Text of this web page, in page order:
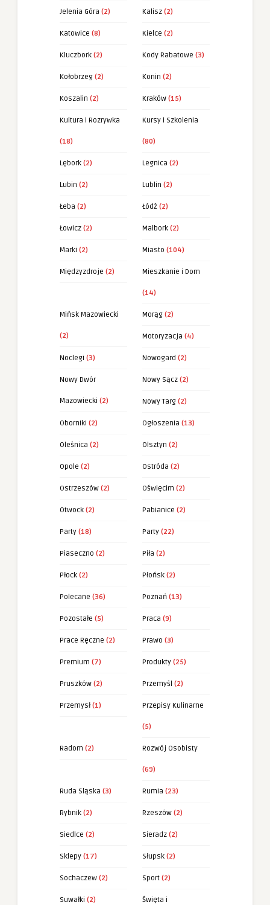
Jelenia Góra (2) Kalisz (2)
Katowice (8) Kielce (2)
Kluczbork (2) Kody Rabatowe (3)
Kołobrzeg (2) Konin (2)
Koszalin (2) Kraków (15)
Kultura i Rozrywka
(18)
Kursy i Szkolenia
(80)
Lębork (2) Legnica (2)
Lubin (2) Lublin (2)
Łeba (2) Łódź (2)
Łowicz (2) Malbork (2)
Marki (2) Miasto (104)
Międzyzdroje (2) Mieszkanie i Dom
(14)
Mińsk Mazowiecki
(2)
Morąg (2)
Motoryzacja (4)
Noclegi (3) Nowogard (2)
Nowy Dwór
Mazowiecki (2)
Nowy Sącz (2)
Nowy Targ (2)
Oborniki (2) Ogłoszenia (13)
Oleśnica (2) Olsztyn (2)
Opole (2) Ostróda (2)
Ostrzeszów (2) Oświęcim (2)
Otwock (2) Pabianice (2)
Party (18) Party (22)
Piaseczno (2) Piła (2)
Płock (2) Płońsk (2)
Polecane (36) Poznań (13)
Pozostałe (5) Praca (9)
Prace Ręczne (2) Prawo (3)
Premium (7) Produkty (25)
Pruszków (2) Przemyśl (2)
Przemysł (1) Przepisy Kulinarne
(5)
Radom (2) Rozwój Osobisty
(69)
Ruda Sląska (3) Rumia (23)
Rybnik (2) Rzeszów (2)
Siedlce (2) Sieradz (2)
Sklepy (17) Słupsk (2)
Sochaczew (2) Sport (2)
Suwałki (2) Święta i